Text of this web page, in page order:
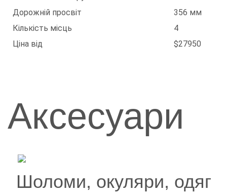
Дорожній просвіт
356 мм
Кількість місць
4
Ціна від
$27950
Аксесуари
Шоломи, окуляри, одяг